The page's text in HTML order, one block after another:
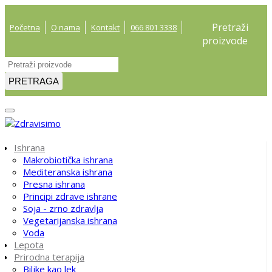
Početna O nama Kontakt 066 801 3338
Pretraži
proizvode
PRETRAGA
Ishrana
Makrobiotička ishrana
Mediteranska ishrana
Presna ishrana
Principi zdrave ishrane
Soja - zrno zdravlja
Vegetarijanska ishrana
Voda
Lepota
Prirodna terapija
Biljke kao lek